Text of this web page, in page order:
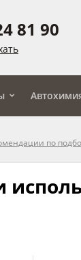
81 90
по